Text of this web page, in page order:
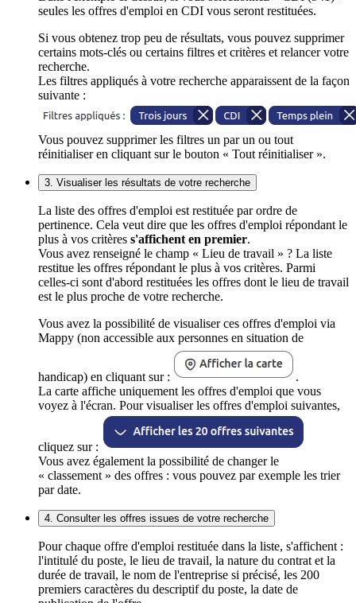
seules les offres d'emploi en CDI vous seront restituées.
Si vous obtenez trop peu de résultats, vous pouvez supprimer
certains mots-clés ou certains filtres et critères et relancer votre
recherche.
Les filtres appliqués à votre recherche apparaissent de la façon
suivante :
Vous pouvez supprimer les filtres un par un ou tout
réinitialiser en cliquant sur le bouton « Tout réinitialiser ».
3. Visualiser les résultats de votre recherche
La liste des offres d'emploi est restituée par ordre de
pertinence. Cela veut dire que les offres d'emploi répondant le
plus à vos critères s'affichent en premier.
Vous avez renseigné le champ « Lieu de travail » ? La liste
restitue les offres répondant le plus à vos critères. Parmi
celles-ci sont d'abord restituées les offres dont le lieu de travail
est le plus proche de votre recherche.
Vous avez la possibilité de visualiser ces offres d'emploi via
Mappy (non accessible aux personnes en situation de
handicap) en cliquant sur :
.
La carte affiche uniquement les offres d'emploi que vous
voyez à l'écran. Pour visualiser les offres d'emploi suivantes,
cliquez sur :
Vous avez également la possibilité de changer le
« classement » des offres : vous pouvez par exemple les trier
par date.
4. Consulter les offres issues de votre recherche
Pour chaque offre d'emploi restituée dans la liste, s'affichent :
l'intitulé du poste, le lieu de travail, la nature du contrat et la
durée de travail, le nom de l'entreprise si précisé, les 200
premiers caractères du descriptif du poste, la date de